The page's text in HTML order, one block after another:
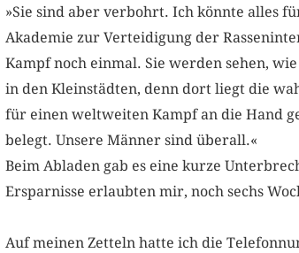
»Sie sind aber verbohrt. Ich könnte alles
Akademie zur Verteidigung der
Kampf noch einmal. Sie werden sehen,
in den Kleinstädten, denn dort liegt die
für einen weltweiten Kampf an die Hand
belegt. Unsere Männer sind überall.«
Beim Abladen gab es eine kurze
Ersparnisse erlaubten mir, noch sechs
Auf meinen Zetteln hatte ich die